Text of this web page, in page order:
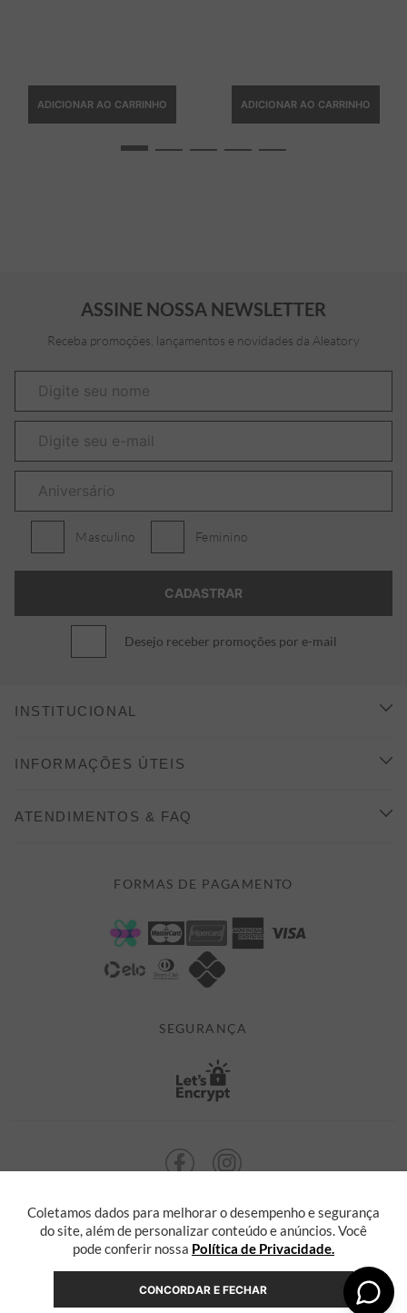
Coletamos dados para melhorar o desempenho e segurança
do site, além de personalizar conteúdo e anúncios. Você
pode conferir nossa Política de Privacidade.
CONCORDAR E FECHAR
ADICIONAR AO CARRINHO ADICIONAR AO CARRINHO
ASSINE NOSSA NEWSLETTER
Receba promoções, lançamentos e novidades da Aleatory
Masculino Feminino
Desejo receber promoções por e-mail
INSTITUCIONAL
CONHEÇA A ALEATORY
INFORMAÇÕES ÚTEIS
FORMAS DE PAGAMENTO
POLÍTICA DE PRIVACIDADE
ATENDIMENTOS & FAQ
ATENDIMENTO@ALEATORYSTORE.COM.BR
FORMAS DE PAGAMENTO
SEGURANÇA
ALEATORY @ 2013 TODOS OS DIREITOS RESERVADOS. Radasha Comércio
Eletrônico e Serviços Ltda, com sede na Rua F, nº 329, LT12 QDXI
Serra, Espírito Santo - ES, inscrita no CNPJ sob o nº 55.871.646/0001-36